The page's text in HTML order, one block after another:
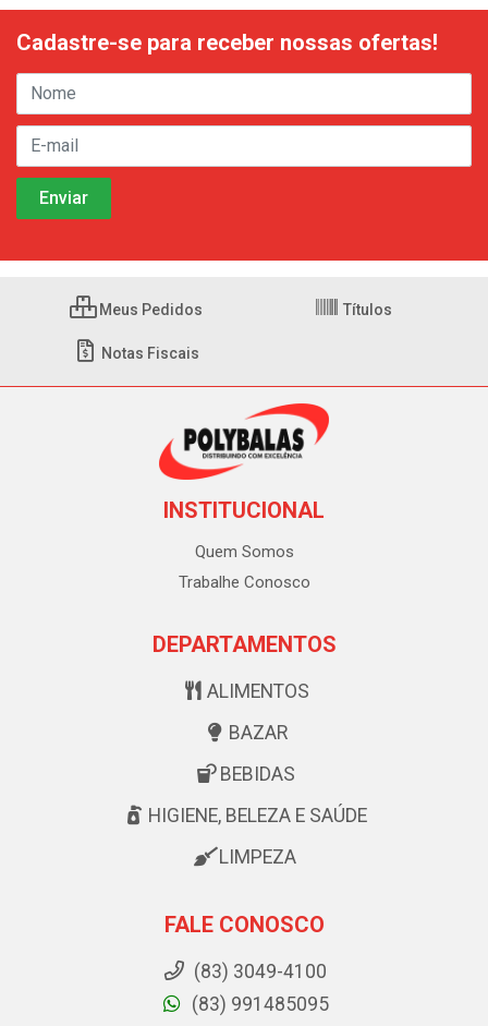
Cadastre-se para receber nossas ofertas!
Meus Pedidos Títulos
Notas Fiscais
INSTITUCIONAL
Quem Somos
Trabalhe Conosco
DEPARTAMENTOS
ALIMENTOS
BAZAR
BEBIDAS
HIGIENE, BELEZA E SAÚDE
LIMPEZA
FALE CONOSCO
(83) 3049-4100
(83) 991485095